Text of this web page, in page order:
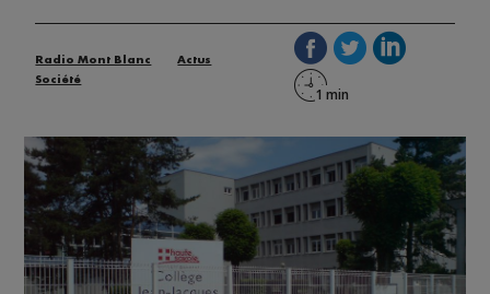
Radio Mont Blanc
Actus
Société